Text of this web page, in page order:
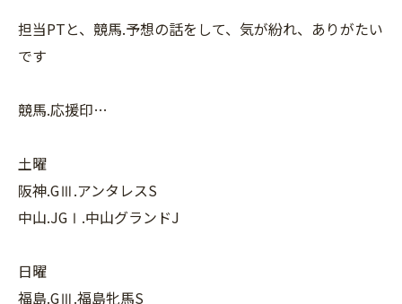
担当PTと、競馬.予想の話をして、気が紛れ、ありがたい
です
競馬.応援印…
土曜
阪神.GⅢ.アンタレスS
中山.JGⅠ.中山グランドJ
日曜
福島.GⅢ.福島牝馬S